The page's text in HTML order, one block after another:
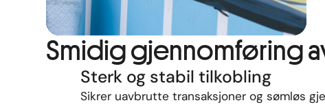
Smidig gjennomføring
Sterk og stabil tilkobling
Sikrer uavbruttetransaksjonerogsømløs